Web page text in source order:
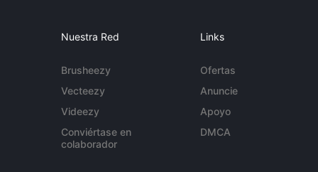
Nuestra Red
Brusheezy
Vecteezy
Videezy
Conviértase en
colaborador
Links
Ofertas
Anuncie
Apoyo
DMCA